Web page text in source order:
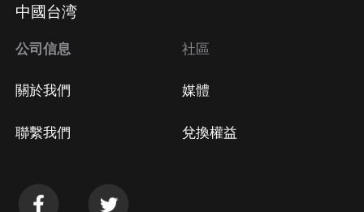
中國台湾
公司信息
關於我們
聯繫我們
社區
媒體
兌換權益